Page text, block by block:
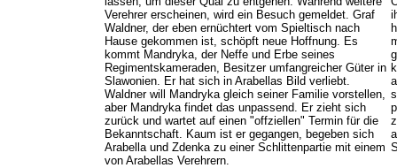
Verehrer erscheinen, wird ein Besuch gemeldet. Graf
Waldner, der eben ernüchtert vom Spieltisch nach
Hause gekommen ist, schöpft neue Hoffnung. Es
kommt Mandryka, der Neffe und Erbe seines
Regimentskameraden, Besitzer umfangreicher Güter in
Slawonien. Er hat sich in Arabellas Bild verliebt.
Waldner will Mandryka gleich seiner Familie vorstellen,
aber Mandryka findet das unpassend. Er zieht sich
zurück und wartet auf einen "offziellen" Termin für die
Bekanntschaft. Kaum ist er gegangen, begeben sich
Arabella und Zdenka zu einer Schlittenpartie mit einem
von Arabellas Verehrern.